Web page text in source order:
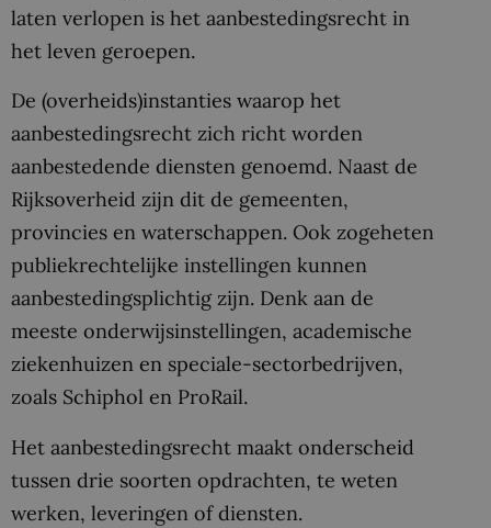
laten verlopen is het aanbestedingsrecht in
het leven geroepen.
De (overheids)instanties waarop het
aanbestedingsrecht zich richt worden
aanbestedende diensten genoemd. Naast de
Rijksoverheid zijn dit de gemeenten,
provincies en waterschappen. Ook zogeheten
publiekrechtelijke instellingen kunnen
aanbestedingsplichtig zijn. Denk aan de
meeste onderwijsinstellingen, academische
ziekenhuizen en speciale-sectorbedrijven,
zoals Schiphol en ProRail.
Het aanbestedingsrecht maakt onderscheid
tussen drie soorten opdrachten, te weten
werken, leveringen of diensten.